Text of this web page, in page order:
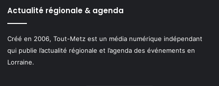
Actualité régionale & agenda
Créé en 2006, Tout-Metz est un média numérique indépendant
qui publie l’actualité régionale et l’agenda des événements en
Lorraine.